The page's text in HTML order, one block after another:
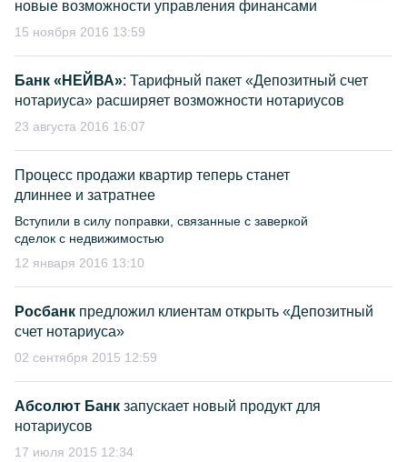
новые возможности управления финансами
15 ноября 2016 13:59
Банк «НЕЙВА»: Тарифный пакет «Депозитный счет
нотариуса» расширяет возможности нотариусов
23 августа 2016 16:07
Процесс продажи квартир теперь станет
длиннее и затратнее
Вступили в силу поправки, связанные с заверкой
сделок с недвижимостью
12 января 2016 13:10
Росбанк предложил клиентам открыть «Депозитный
счет нотариуса»
02 сентября 2015 12:59
Абсолют Банк запускает новый продукт для
нотариусов
17 июля 2015 12:34